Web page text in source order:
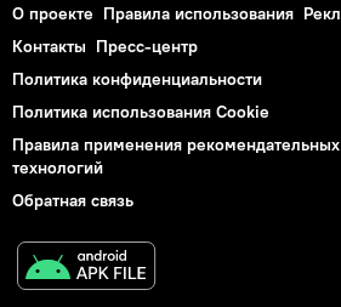
О проекте Правила использования
Контакты Пресс-центр
Политика конфиденциальности
Политика использования Cookie
Правила применения рекомендательных
технологий
Обратная связь